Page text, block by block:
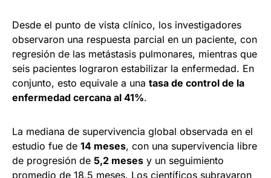
Desde el punto de vista clínico, los investigadores
observaron una respuesta parcial en un paciente, con
regresión de las metástasis pulmonares, mientras que
seis pacientes lograron estabilizar la enfermedad. En
conjunto, esto equivale a una tasa de control de la
enfermedad cercana al 41%.
La mediana de supervivencia global observada en el
estudio fue de 14 meses, con una supervivencia libre
de progresión de 5,2 meses y un seguimiento
promedio de 18,5 meses. Los científicos subrayaron